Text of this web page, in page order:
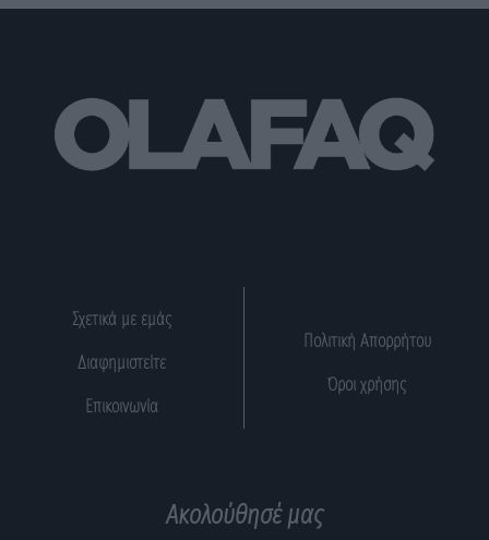
Σχετικά με εμάς
Διαφημιστείτε
Επικοινωνία
Πολιτική Απορρήτου
Όροι χρήσης
Ακολούθησέ μας